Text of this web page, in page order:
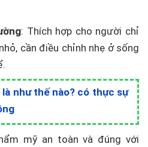
: Thích hợp cho người chỉ
cần điều chỉnh nhẹ ở sống
như thế nào? có thực sự
mỹ an toàn và đúng với